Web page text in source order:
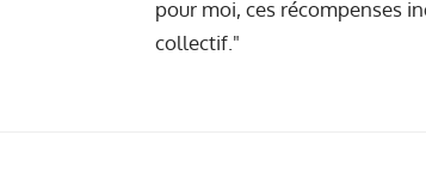
pour moi, ces récompenses
collectif."